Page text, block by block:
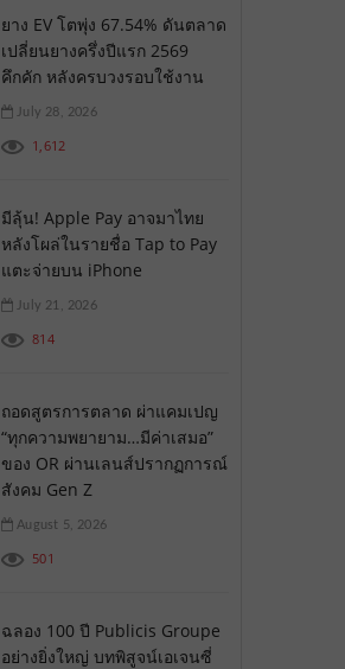
ยาง EV โตพุ่ง 67.54% ดันตลาด
เปลี่ยนยางครึ่งปีแรก 2569
คึกคัก หลังครบวงรอบใช้งาน
July 28, 2026
1,612
มีลุ้น! Apple Pay อาจมาไทย
หลังโผล่ในรายชื่อ Tap to Pay
แตะจ่ายบน iPhone
July 21, 2026
814
ถอดสูตรการตลาด ผ่าแคมเปญ
“ทุกความพยายาม…มีค่าเสมอ”
ของ OR ผ่านเลนส์ปรากฏการณ์
สังคม Gen Z
August 5, 2026
501
ฉลอง 100 ปี Publicis Groupe
อย่างยิ่งใหญ่ บทพิสูจน์เอเจนซี่